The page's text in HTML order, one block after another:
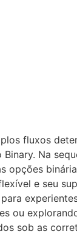
fluxos
Na
opções
e seu
ou
sob as